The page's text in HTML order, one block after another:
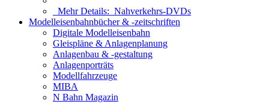
Mehr Details: Nahverkehrs-DVDs
Modelleisenbahnbücher & -zeitschriften
Digitale Modelleisenbahn
Gleispläne & Anlagenplanung
Anlagenbau & -gestaltung
Anlagenporträts
Modellfahrzeuge
MIBA
N Bahn Magazin